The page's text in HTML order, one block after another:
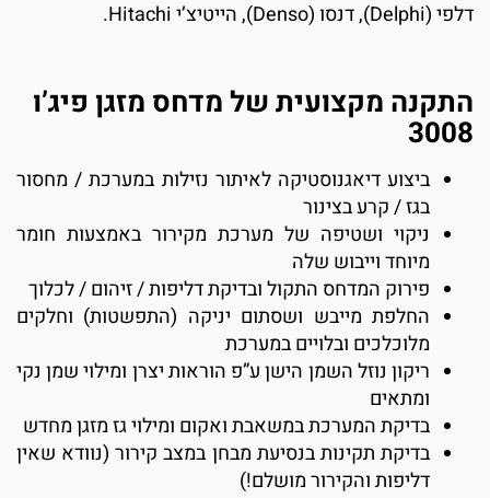
דלפי (Delphi), דנסו (Denso), הייטיצ’י Hitachi.
התקנה מקצועית של מדחס מזגן פיג’ו
3008
ביצוע דיאגנוסטיקה לאיתור נזילות במערכת / מחסור
בגז / קרע בצינור
ניקוי ושטיפה של מערכת מקירור באמצעות חומר
מיוחד וייבוש שלה
פירוק המדחס התקול ובדיקת דליפות / זיהום / לכלוך
החלפת מייבש ושסתום יניקה (התפשטות) וחלקים
מלוכלכים ובלויים במערכת
ריקון נוזל השמן הישן ע”פ הוראות יצרן ומילוי שמן נקי
ומתאים
בדיקת המערכת במשאבת ואקום ומילוי גז מזגן מחדש
בדיקת תקינות בנסיעת מבחן במצב קירור (נוודא שאין
דליפות והקירור מושלם!)